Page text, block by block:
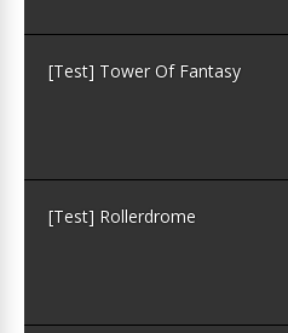
[Test] Tower Of Fantasy
[Test] Rollerdrome